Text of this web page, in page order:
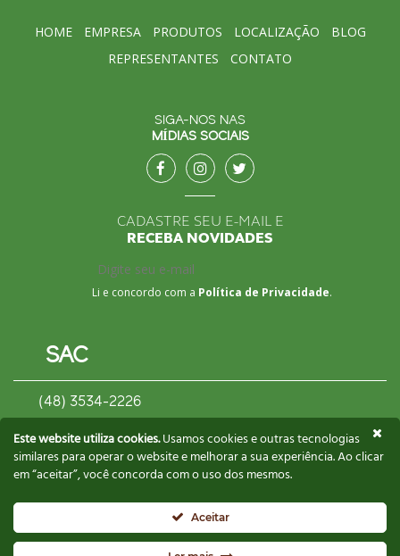
HOME EMPRESA PRODUTOS LOCALIZAÇÃO
BLOG
REPRESENTANTES
CONTATO
SIGA-NOS NAS
MÍDIAS SOCIAIS
CADASTRE SEU E-MAIL E
RECEBA NOVIDADES
Li e concordo com a Política de Privacidade.
SAC
(48) 3534-2226
contato@biscoitosgusman.com.br
CONTATE UM REPRESENTANTE
Este website utiliza cookies.Usamos cookies e outras tecnologias
similares para operar o website e melhorar a sua experiência. Ao clicar
em “aceitar”, você concorda com o uso dos mesmos.
Aceitar